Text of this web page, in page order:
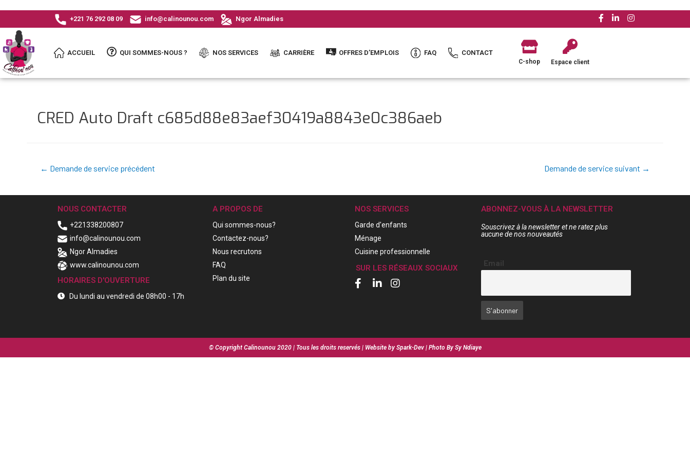
+221 76 292 08 09 info@calinounou.com Ngor Almadies
ACCUEIL QUI SOMMES-NOUS ? NOS SERVICES CARRIÈRE OFFRES D’EMPLOIS FAQ CONTACT
C-shop Espace client
CRED Auto Draft c685d88e83aef30419a8843e0c386aeb
← Demande de service précédent Demande de service suivant →
NOUS CONTACTER
+221338200807
info@calinounou.com
Ngor Almadies
www.calinounou.com
HORAIRES D'OUVERTURE
Du lundi au vendredi de 08h00 - 17h
A PROPOS DE
Qui sommes-nous?
Contactez-nous?
Nous recrutons
FAQ
Plan du site
NOS SERVICES
Garde d'enfants
Ménage
Cuisine professionnelle
SUR LES RÉSEAUX SOCIAUX
ABONNEZ-VOUS À LA NEWSLETTER
Souscrivez à la newsletter et ne ratez plus
aucune de nos nouveautés
Email
© Copyright Calinounou 2020 | Tous les droits reservés | Website by Spark-Dev | Photo By Sy Ndiaye